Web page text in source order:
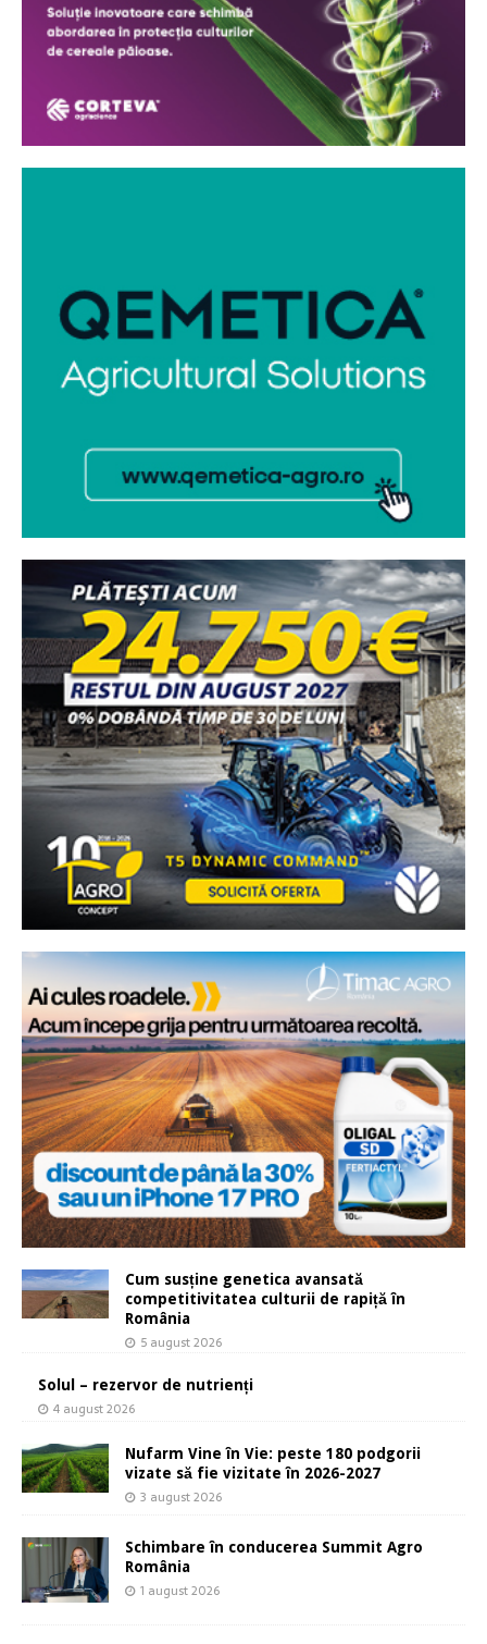
Cum susține genetica avansată
competitivitatea culturii de rapiță în
România
5 august 2026
Solul – rezervor de nutrienți
4 august 2026
Nufarm Vine în Vie: peste 180 podgorii
vizate să fie vizitate în 2026-2027
3 august 2026
Schimbare în conducerea Summit Agro
România
1 august 2026